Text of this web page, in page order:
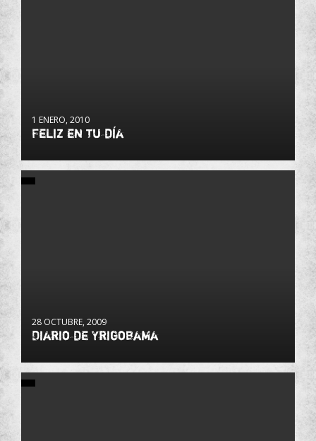
1 ENERO, 2010
Feliz en tu día
28 OCTUBRE, 2009
Diario de Yrigobama